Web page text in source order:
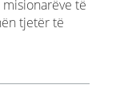
të
tjetër të